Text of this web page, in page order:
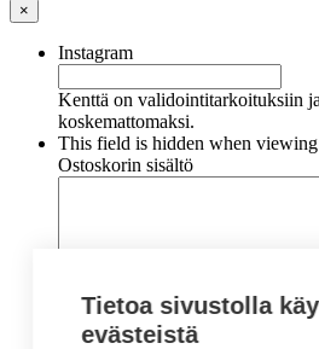
×
Instagram
Kenttä on validointitarkoituksiin
koskemattomaksi.
This field is hidden when
Ostoskorin sisältö
Tietoa sivustolla
evästeistä